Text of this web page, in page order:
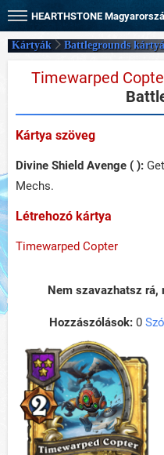
HEARTHSTONE
Kártyák Battlegrounds
Timewarped
Kártya szöveg
Divine Shield Avenge ( ):
Mechs.
Létrehozó kártya
Timewarped Copter
Nem szavazhatsz rá,
Hozzászólások:0